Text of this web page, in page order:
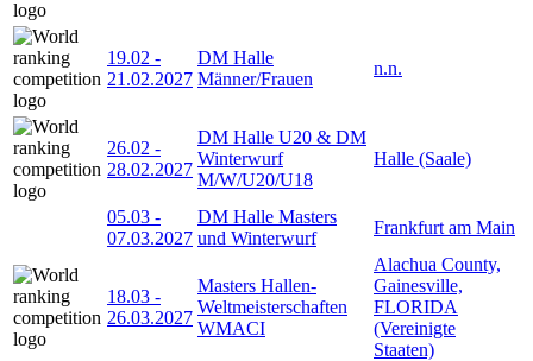
19.02 -
21.02.2027
DM Halle
Männer/Frauen
n.n.
26.02 -
28.02.2027
DM Halle U20 & DM
Winterwurf
M/W/U20/U18
Halle (Saale)
05.03 -
07.03.2027
DM Halle Masters
und Winterwurf
Frankfurt am Main
18.03 -
26.03.2027
Masters Hallen-
Weltmeisterschaften
WMACI
Alachua County,
Gainesville,
FLORIDA
(Vereinigte
Staaten)